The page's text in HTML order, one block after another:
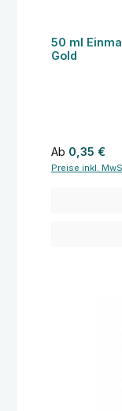
50 ml
Gold
Regulärer
Ab 0,35 €
Preise inkl.